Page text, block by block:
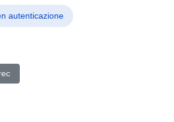
autenticazione
precedente: Ollama sotto attacco: CVE-